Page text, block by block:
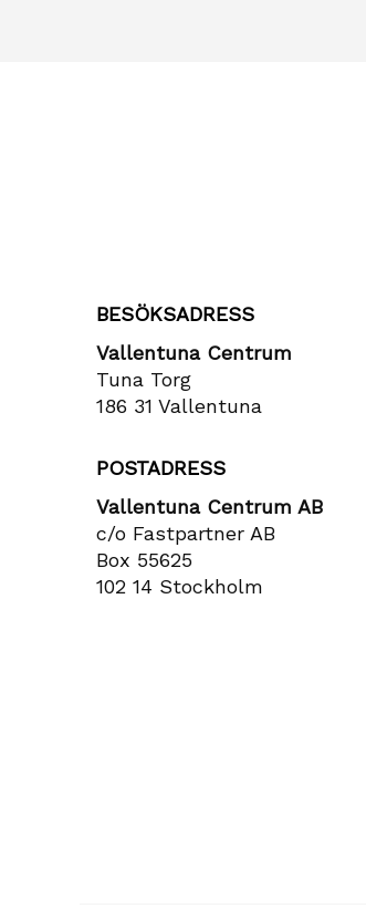
BESÖKSADRESS
Vallentuna Centrum
Tuna Torg
186 31 Vallentuna
POSTADRESS
Vallentuna Centrum AB
c/o Fastpartner AB
Box 55625
102 14 Stockholm